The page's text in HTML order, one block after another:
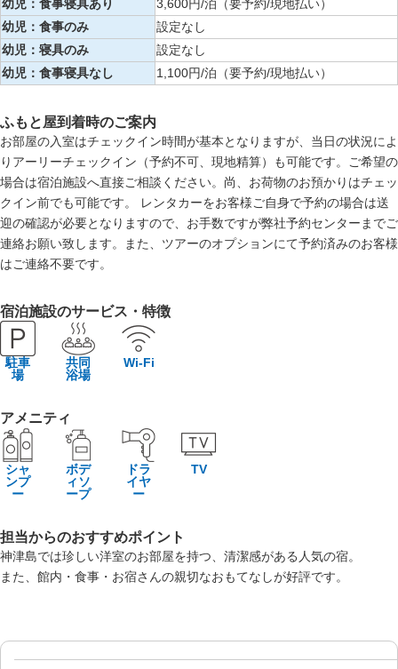
幼児：食事寝具あり
3,600円/泊（要予約/現地払い）
幼児：食事のみ
設定なし
幼児：寝具のみ
設定なし
幼児：食事寝具なし
1,100円/泊（要予約/現地払い）
ふもと屋到着時のご案内
お部屋の入室はチェックイン時間が基本となりますが、当日の状況によ
りアーリーチェックイン（予約不可、現地精算）も可能です。ご希望の
場合は宿泊施設へ直接ご相談ください。尚、お荷物のお預かりはチェッ
クイン前でも可能です。 レンタカーをお客様ご自身で予約の場合は送
迎の確認が必要となりますので、お手数ですが弊社予約センターまでご
連絡お願い致します。また、ツアーのオプションにて予約済みのお客様
はご連絡不要です。
宿泊施設のサービス・特徴
駐車
場
共同
浴場
Wi-Fi
アメニティ
シャ
ンプ
ー
ボデ
ィソ
ープ
ドラ
イヤ
ー
TV
担当からのおすすめポイント
神津島では珍しい洋室のお部屋を持つ、清潔感がある人気の宿。
また、館内・食事・お宿さんの親切なおもてなしが好評です。